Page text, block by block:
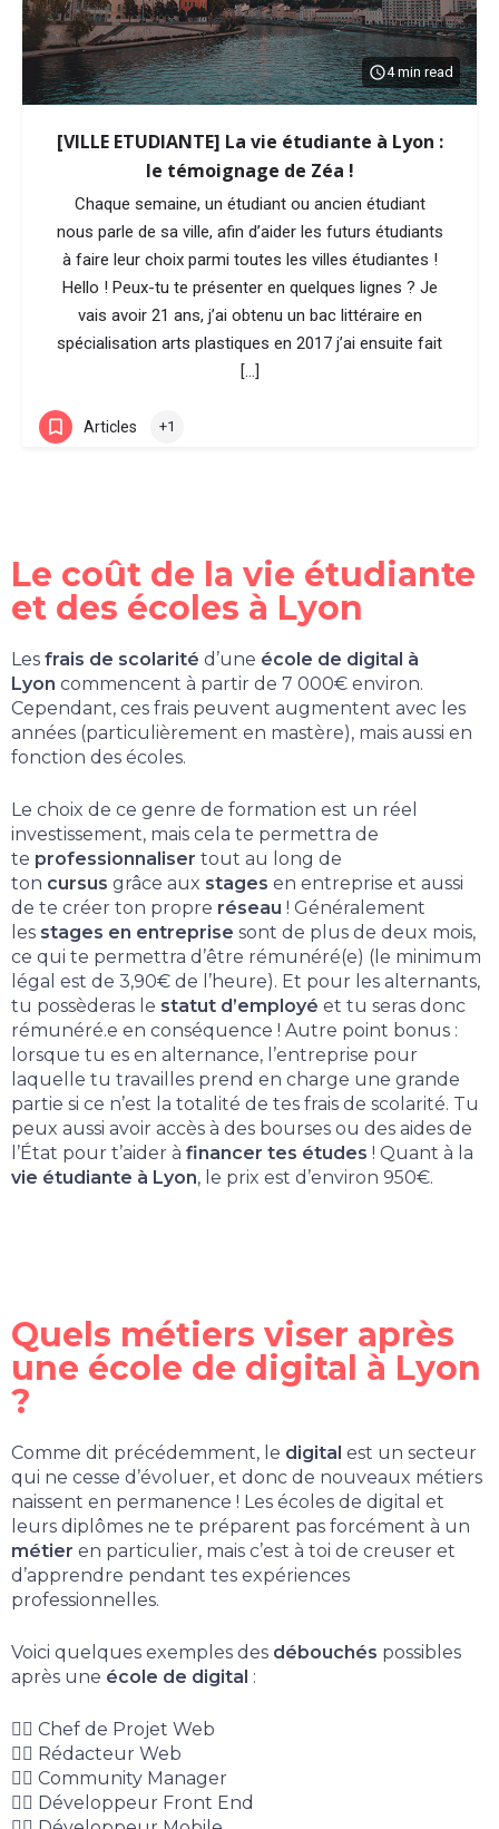
4 min read
[VILLE ETUDIANTE] La vie étudiante à Lyon :
le témoignage de Zéa !
Chaque semaine, un étudiant ou ancien étudiant
nous parle de sa ville, afin d’aider les futurs étudiants
à faire leur choix parmi toutes les villes étudiantes !
Hello ! Peux-tu te présenter en quelques lignes ? Je
vais avoir 21 ans, j’ai obtenu un bac littéraire en
spécialisation arts plastiques en 2017 j’ai ensuite fait
[…]
Articles +1
Le coût de la vie étudiante
et des écoles à Lyon
Les frais de scolarité d’une école de digital à
Lyon commencent à partir de 7 000€ environ.
Cependant, ces frais peuvent augmentent avec les
années (particulièrement en mastère), mais aussi en
fonction des écoles.
Le choix de ce genre de formation est un réel
investissement, mais cela te permettra de
te professionnaliser tout au long de
ton cursus grâce aux stages en entreprise et aussi
de te créer ton propre réseau ! Généralement
les stages en entreprise sont de plus de deux mois,
ce qui te permettra d’être rémunéré(e) (le minimum
légal est de 3,90€ de l’heure). Et pour les alternants,
tu possèderas le statut d’employé et tu seras donc
rémunéré.e en conséquence ! Autre point bonus :
lorsque tu es en alternance, l’entreprise pour
laquelle tu travailles prend en charge une grande
partie si ce n’est la totalité de tes frais de scolarité. Tu
peux aussi avoir accès à des bourses ou des aides de
l’État pour t’aider à financer tes études ! Quant à la
vie étudiante à Lyon, le prix est d’environ 950€.
Quels métiers viser après
une école de digital à Lyon
?
Comme dit précédemment, le digital est un secteur
qui ne cesse d’évoluer, et donc de nouveaux métiers
naissent en permanence ! Les écoles de digital et
leurs diplômes ne te préparent pas forcément à un
métier en particulier, mais c’est à toi de creuser et
d’apprendre pendant tes expériences
professionnelles.
Voici quelques exemples des débouchés possibles
après une école de digital :
👉🏻 Chef de Projet Web
👉🏻 Rédacteur Web
👉🏻 Community Manager
👉🏻 Développeur Front End